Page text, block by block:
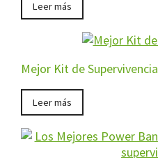
Leer más
Mejor Kit de Supervivencia
Leer más